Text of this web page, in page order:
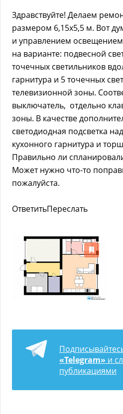
Здравствуйте! Делаем
размером 6,15х5,5 м. Вот
и управлением
на варианте: подвесной
точечных светильников
гарнитура и 5 точечных
телевизионной зоны.
выключатель, отдельно
зоны. В качестве
светодиодная подсветка
кухонного гарнитура и
Правильно ли
Может нужно что-то
пожалуйста.
ОтветитьПереслать
«Telegram» и
публикациями